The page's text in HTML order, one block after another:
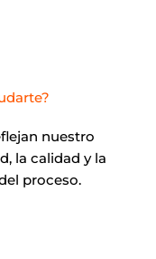
nuestro
la calidad y la
proceso.